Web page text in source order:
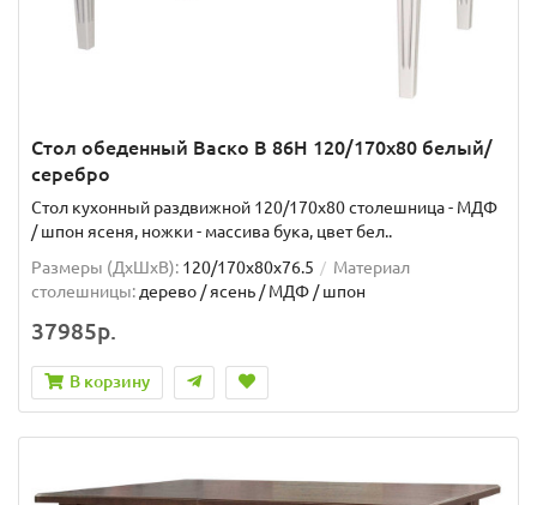
Стол обеденный Васко В 86Н 120/170х80 белый/
серебро
Стол кухонный раздвижной 120/170х80 столешница - МДФ
/ шпон ясеня, ножки - массива бука, цвет бел..
Размеры (ДхШxВ): 120/170х80х76.5
Материал
столешницы: дерево / ясень / МДФ / шпон
37985р.
В корзину